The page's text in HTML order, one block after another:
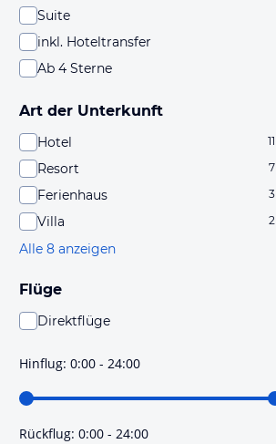
Suite
inkl. Hoteltransfer
Ab 4 Sterne
Art der Unterkunft
Hotel 11
Resort 7
Ferienhaus 3
Villa 2
Alle 8 anzeigen
Flüge
Direktflüge
hoher Wahrscheinlichkeit Direktflüge sind. Bitte
prüfe vor der Buchung noch einmal die Flugdetails.
Hinflug: 0:00 - 24:00
Rückflug: 0:00 - 24:00